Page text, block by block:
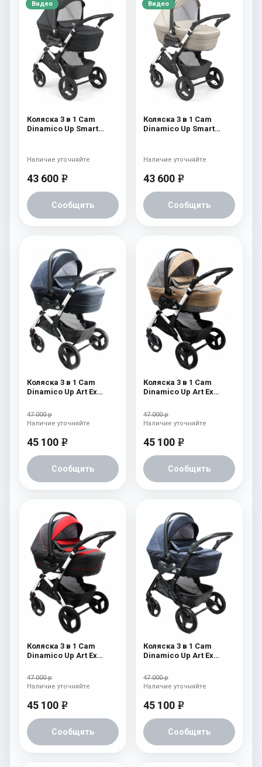
Видео
Коляска 3 в 1 Cam
Dinamico Up Smart
43 600 e
Сообщить
Наличие уточняйте
Видео
Коляска 3 в 1 Cam
Dinamico Up Smart
43 600 e
Сообщить
Наличие уточняйте
Коляска 3 в 1 Cam
Dinamico Up Art Ex
47 000 р
45 100 e
Сообщить
Наличие уточняйте
Коляска 3 в 1 Cam
Dinamico Up Art Ex
47 000 р
45 100 e
Сообщить
Наличие уточняйте
Коляска 3 в 1 Cam
Dinamico Up Art Ex
47 000 р
45 100 e
Сообщить
Наличие уточняйте
Коляска 3 в 1 Cam
Dinamico Up Art Ex
47 000 р
45 100 e
Сообщить
Наличие уточняйте